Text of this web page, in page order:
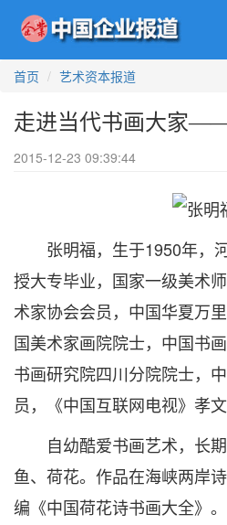
首页
艺术资本报道
走进当代书画大家
2015-12-23 09:39:44
张明福，生于1950年，
授大专毕业，国家一级美术
术家协会会员，中国华夏万
国美术家画院院士，中国书
书画研究院四川分院院士，
员，《中国互联网电视》孝
自幼酷爱书画艺术，长期
鱼、荷花。作品在海峡两岸
编《中国荷花诗书画大全》